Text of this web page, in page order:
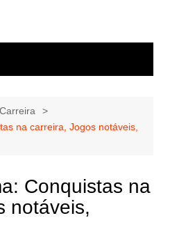
na carreira, Jogos notáveis,
Conquistas na
notáveis,